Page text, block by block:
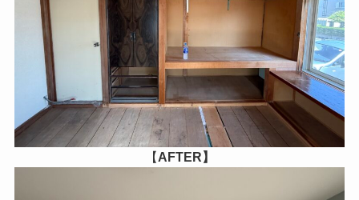
【AFTER】